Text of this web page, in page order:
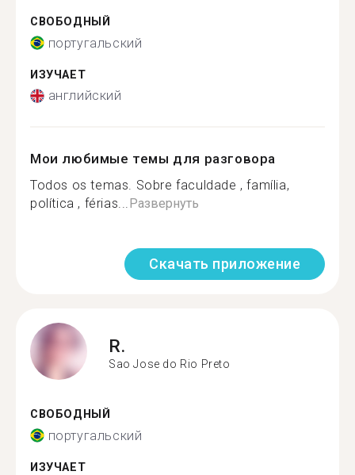
СВОБОДНЫЙ
португальский
ИЗУЧАЕТ
английский
Мои любимые темы для разговора
Todos os temas. Sobre faculdade , família,
política , férias...Развернуть
Скачать приложение
R.
Sao Jose do Rio Preto
СВОБОДНЫЙ
португальский
ИЗУЧАЕТ